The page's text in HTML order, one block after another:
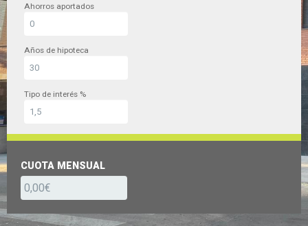
Ahorros aportados
Años de hipoteca
Tipo de interés %
CUOTA MENSUAL